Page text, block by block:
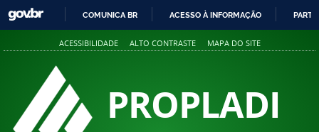
PARA
COMUNICA BR ACESSO À INFORMAÇÃO
ACESSIBILIDADE ALTO CONTRASTE MAPA DO SITE
PROPLADI